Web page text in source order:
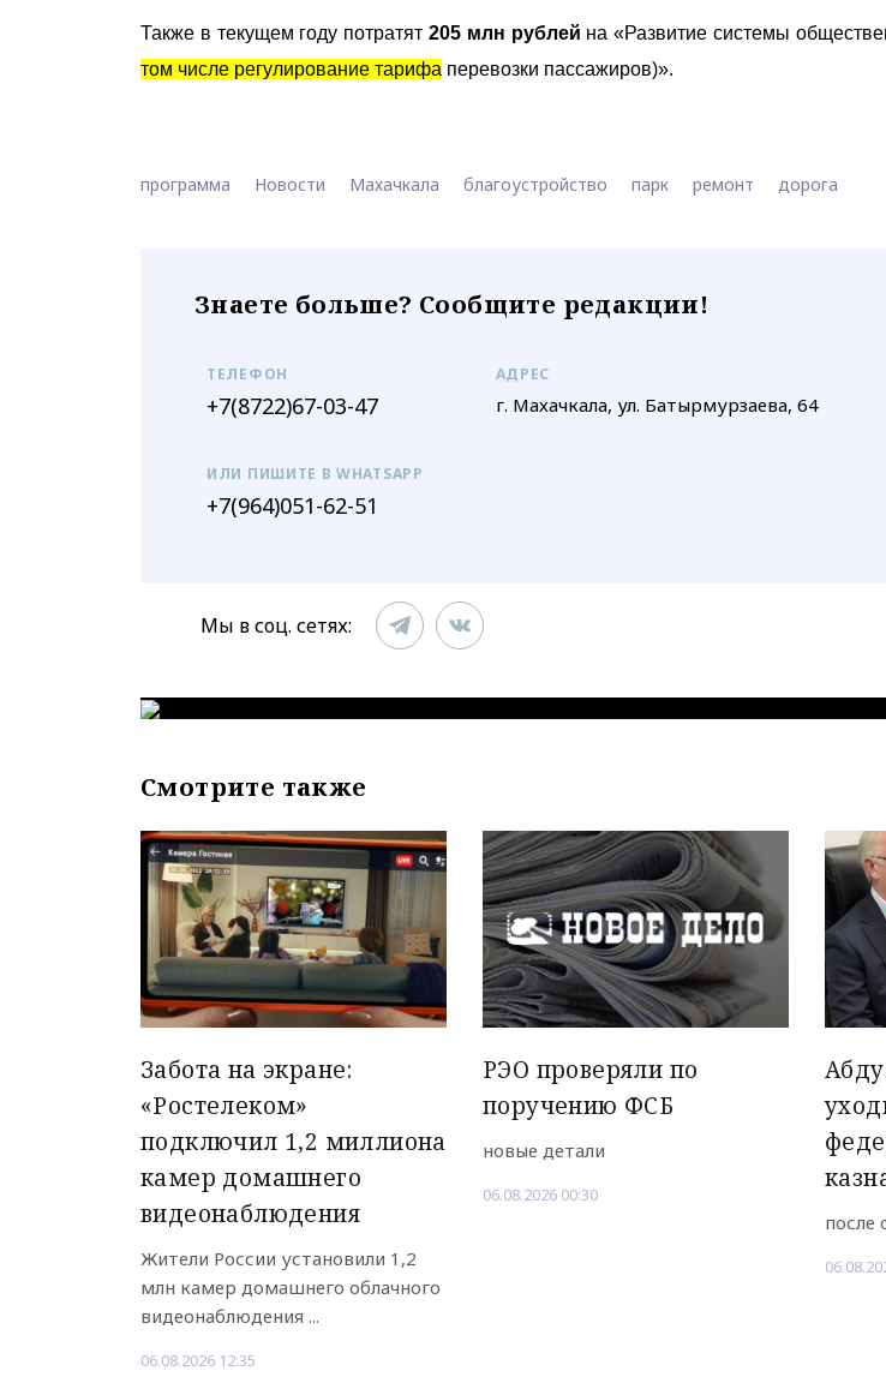
Также в текущем году потратят 205 млн рублей на «Развитие системы
том числе регулирование тарифа перевозки пассажиров)».
программа Новости Махачкала благоустройство парк ремонт дорога
Знаете больше? Сообщите редакции!
ТЕЛЕФОН
+7(8722)67-03-47
АДРЕС
г. Махачкала, ул. Батырмурзаева, 64
ИЛИ ПИШИТЕ В WHATSAPP
+7(964)051-62-51
Мы в соц. сетях:
Смотрите также
Забота на экране:
«Ростелеком»
подключил 1,2 миллиона
камер домашнего
видеонаблюдения
Жители России установили 1,2
млн камер домашнего облачного
видеонаблюдения ...
06.08.2026 12:35
РЭО проверяли по
поручению ФСБ
новые детали
06.08.2026 00:30
после